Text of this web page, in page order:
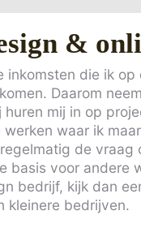
&
die ik
Daarom
mij in op
waar ik
de
basis voor andere
bedrijf, kijk dan
kleinere bedrijven.